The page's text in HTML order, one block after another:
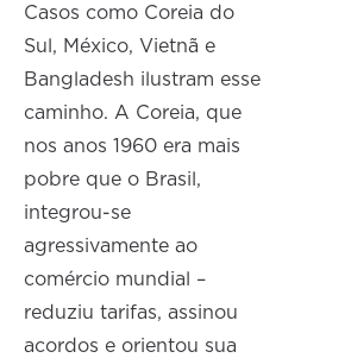
Casos como Coreia do
Sul, México, Vietnã e
Bangladesh ilustram esse
caminho. A Coreia, que
nos anos 1960 era mais
pobre que o Brasil,
integrou-se
agressivamente ao
comércio mundial –
reduziu tarifas, assinou
acordos e orientou sua